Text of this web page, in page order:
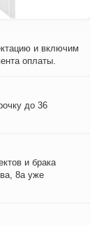
и включим
оплаты.
до 36
и брака
8а уже